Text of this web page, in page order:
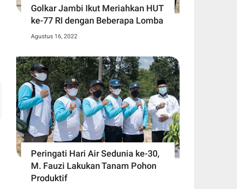
Golkar Jambi Ikut Meriahkan HUT
ke-77 RI dengan Beberapa Lomba
Agustus 16, 2022
Peringati Hari Air Sedunia ke-30,
M. Fauzi Lakukan Tanam Pohon
Produktif